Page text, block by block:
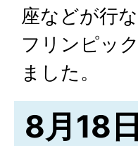
座などが行
フリンピッ
ました。
8月18